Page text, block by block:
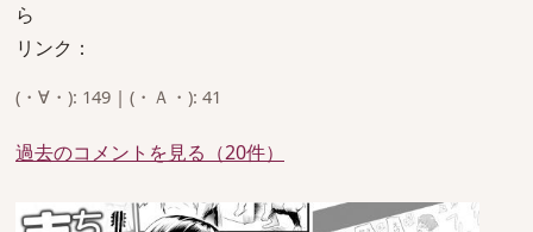
ら
リンク：
(・∀・): 149 | (・Ａ・): 41
過去のコメントを見る（20件）